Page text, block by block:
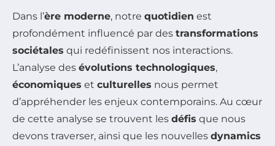
Dans l’ère moderne, notre quotidien est
profondément influencé par des transformations
sociétales qui redéfinissent nos interactions.
L’analyse des évolutions technologiques,
économiques et culturelles nous permet
d’appréhender les enjeux contemporains. Au cœur
de cette analyse se trouvent les défis que nous
devons traverser, ainsi que les nouvelles dynamics